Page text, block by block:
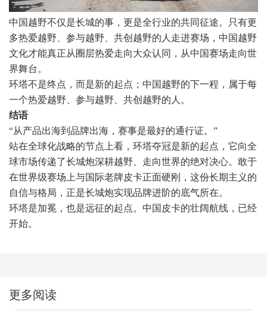
中国越野不仅是长城的事，更是全行业的共同征途。只有更
多热爱越野、参与越野、共创越野的人走进赛场，中国越野
文化才能真正从圈层热爱走向大众认同，从中国赛场走向世
界舞台。
环塔不是终点，而是新的起点；中国越野的下一程，属于每
一个热爱越野、参与越野、共创越野的人。
结语
“从产品出海到品牌出海，赛事是最好的通行证。”
站在全球化战略的节点上看，环塔夺冠是新的起点，它向全
球市场传递了长城炮深耕越野、走向世界的绝对决心。敢于
在世界级赛场上与国际老牌皮卡正面硬刚，这份长期主义的
自信与格局，正是长城炮实现品牌进阶的底气所在。
环塔是加冕，也是远征的起点。中国皮卡的壮阔航线，已经
开始。
更多阅读